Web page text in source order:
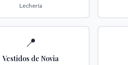
Lechería
📍
Vestidos de Novia